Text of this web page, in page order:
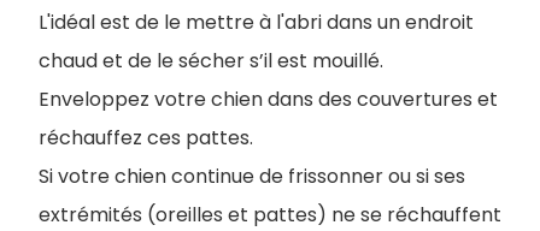
L'idéal est de le mettre à l'abri dans un endroit
chaud et de le sécher s’il est mouillé.
Enveloppez votre chien dans des couvertures et
réchauffez ces pattes.
Si votre chien continue de frissonner ou si ses
extrémités (oreilles et pattes) ne se réchauffent